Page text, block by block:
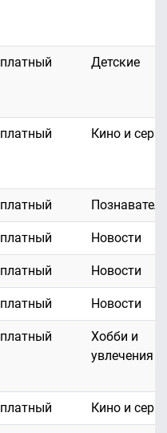
платный Детские
платный Кино и
платный
платный Новости
платный Новости
платный Новости
платный
Хобби и
увлечения
платный Кино и